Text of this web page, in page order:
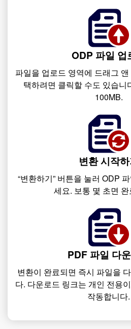
ODP 파일 업
파일을 업로드 영역에 드래그
택하려면 클릭할 수도 있습니
100MB.
변환 시작
“변환하기” 버튼을 눌러 ODP
세요. 보통 몇 초면
PDF 파일 다
변환이 완료되면 즉시 파일을
다. 다운로드 링크는 개인 전용
작동합니다.